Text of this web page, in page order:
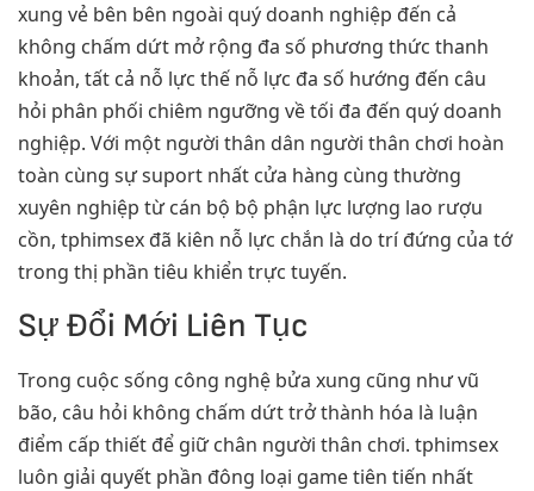
xung vẻ bên bên ngoài quý doanh nghiệp đến cả
không chấm dứt mở rộng đa số phương thức thanh
khoản, tất cả nỗ lực thế nỗ lực đa số hướng đến câu
hỏi phân phối chiêm ngưỡng về tối đa đến quý doanh
nghiệp. Với một người thân dân người thân chơi hoàn
toàn cùng sự suport nhất cửa hàng cùng thường
xuyên nghiệp từ cán bộ bộ phận lực lượng lao rượu
cồn, tphimsex đã kiên nỗ lực chắn là do trí đứng của tớ
trong thị phần tiêu khiển trực tuyến.
Sự Đổi Mới Liên Tục
Trong cuộc sống công nghệ bửa xung cũng như vũ
bão, câu hỏi không chấm dứt trở thành hóa là luận
điểm cấp thiết để giữ chân người thân chơi. tphimsex
luôn giải quyết phần đông loại game tiên tiến nhất